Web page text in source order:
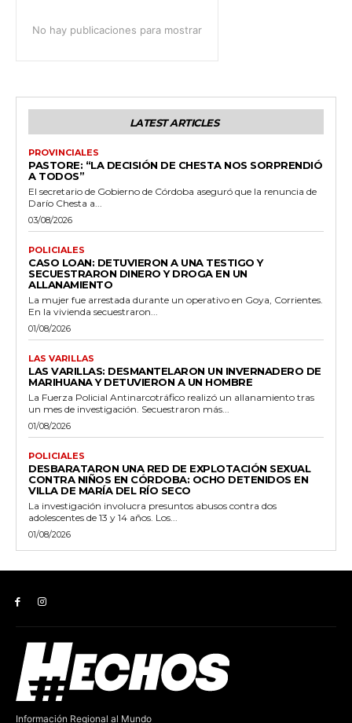
No hay publicaciones para mostrar
LATEST ARTICLES
PROVINCIALES
PASTORE: “LA DECISIÓN DE CHESTA NOS SORPRENDIÓ
A TODOS”
El secretario de Gobierno de Córdoba aseguró que la renuncia de
Darío Chesta a...
03/08/2026
POLICIALES
CASO LOAN: DETUVIERON A UNA TESTIGO Y
SECUESTRARON DINERO Y DROGA EN UN
ALLANAMIENTO
La mujer fue arrestada durante un operativo en Goya, Corrientes.
En la vivienda secuestraron...
01/08/2026
LAS VARILLAS
LAS VARILLAS: DESMANTELARON UN INVERNADERO DE
MARIHUANA Y DETUVIERON A UN HOMBRE
La Fuerza Policial Antinarcotráfico realizó un allanamiento tras
un mes de investigación. Secuestraron más...
01/08/2026
POLICIALES
DESBARATARON UNA RED DE EXPLOTACIÓN SEXUAL
CONTRA NIÑOS EN CÓRDOBA: OCHO DETENIDOS EN
VILLA DE MARÍA DEL RÍO SECO
La investigación involucra presuntos abusos contra dos
adolescentes de 13 y 14 años. Los...
01/08/2026
Información Regional al Mundo